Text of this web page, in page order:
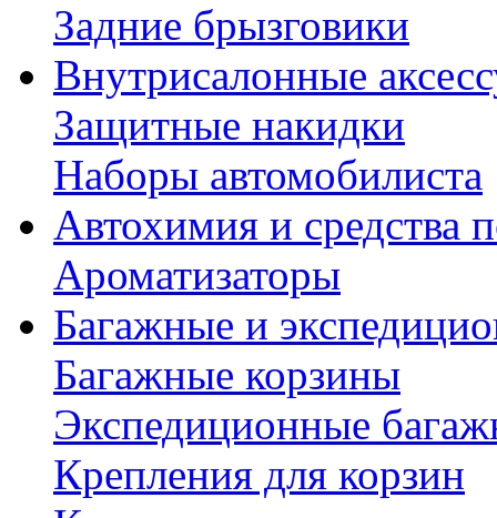
Задние брызговики
Внутрисалонные
Защитные накидки
Наборы автомобилиста
Автохимия и средства
Ароматизаторы
Багажные и
Багажные корзины
Экспедиционные
Крепления для корзин